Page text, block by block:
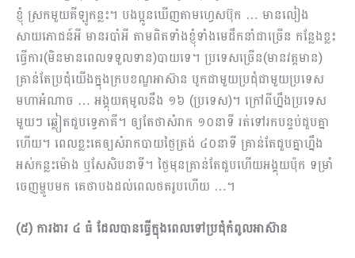
ខ្ញុំ ស្រកមួយគីឡូកន្លះ​។ ​បងប្អូនឃើញតាមហ្វេសប៊ុក … មានលៀង​
សាយភោជន៍អី មានរបាំអី តាមពិតទាំងខ្ញុំទាំងមេដឹកនាំជាច្រើន កន្លែងខ្លះ
ធ្វើការ(មិនមានពេលទទួលទាន)បាយទេ។ ប្រទេសច្រើន(មានវត្តមាន)
គ្រាន់តែប្រជុំយើងក្នុងក្របខណ្ឌអាស៊ាន បូកជាមួយប្រជុំជាមួយប្រទេស
មហាអំណាច … អង្គុយតុមូលនឹង ១៦ (ប្រទេស)។ ក្រៅពីហ្នឹងប្រទេស
មួយៗ ឆ្លៀតជួបទ្វេភាគី។ ឲ្យតែថាសំរាក ១០នាទី រត់ទៅរកបន្ទប់ជួបគ្នា
ហើយ។ ពេលខ្លះគេឲ្យសំរាកបាយថ្ងៃត្រង់ ៤០នាទី គ្រាន់តែជួបគ្នាហ្នឹង
អស់​កន្លះម៉ោង ឬសែសិបនាទី។ ថ្ងៃមុនគ្រាន់តែជួបហើយអង្គុយប៉ុក ទម្រាំ
ចេញម្ហូបមក គេថាបងដល់ពេលថតរូបហើយ …។
(៥) ការងារ ៤ ធំ ដែលបានធ្វើក្នុងពេលទៅប្រជុំកំពូលអាស៊ាន